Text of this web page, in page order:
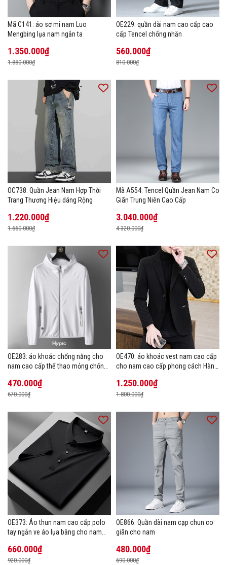
Mã C141: áo sơ mi nam Luo
Mengbing lụa nam ngắn ta
1.350.000₫
1.880.000₫
OE229: quần dài nam cao cấp cao
cấp Tencel chống nhăn
560.000₫
810.000₫
OC738: Quần Jean Nam Hợp Thời
Trang Thương Hiệu dáng Rộng
1.220.000₫
1.660.000₫
Mã A554: Tencel Quần Jean Nam Co
Giãn Trung Niên Cao Cấp
3.040.000₫
4.320.000₫
OE283: áo khoác chống nắng cho
nam cao cấp thể thao mỏng chống
470.000₫
670.000₫
OE470: áo khoác vest nam cao cấp
cho nam cao cấp phong cách Hàn
1.250.000₫
1.800.000₫
OE373: Áo thun nam cao cấp polo
tay ngắn ve áo lụa băng cho nam
660.000₫
920.000₫
OE866: Quần dài nam cạp chun co
giãn cho nam
480.000₫
690.000₫